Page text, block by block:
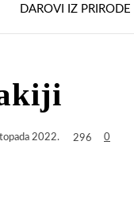
DAROVI IZ PRIRODE
2022. 296 0